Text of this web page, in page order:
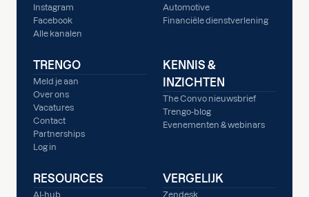
Instagram
Facebook
Alle kanalen
Automotive
Financiële dienstverlening
TRENGO
Meld je aan
Over ons
Vacatures
Contact
Partnerships
Log in
KENNIS &
INZICHTEN
The Convo nieuwsbrief
Trengo-blog
Evenementen & webinars
RESOURCES
AI-hub
VERGELIJK
Zendesk